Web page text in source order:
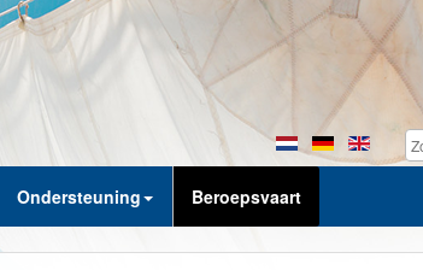
Ondersteuning Beroepsvaart